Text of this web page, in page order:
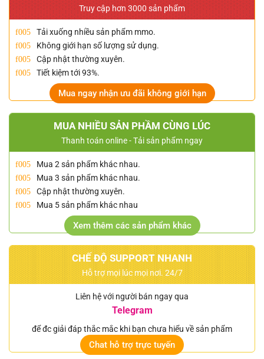
Truy cập hơn 3000 sản phẩm
Tải xuống nhiều sản phẩm mmo.
Không giới hạn số lượng sử dụng.
Cập nhật thường xuyên.
Tiết kiệm tới 93%.
Mua ngay nhận ưu đãi không giới hạn
MUA NHIỀU SẢN PHẦM CÙNG LÚC
Thanh toán online - Tải sản phẩm ngay
Mua 2 sản phẩm khác nhau.
Mua 3 sản phẩm khác nhau.
Cập nhật thường xuyên.
Mua 5 sản phẩm khác nhau
Xem thêm các sản phẩm khác
CHẾ ĐỘ SUPPORT NHANH
Hỗ trợ mọi lúc mọi nơi. 24/7
Liên hệ với người bán ngay qua
Telegram
để đc giải đáp thắc mắc khi bạn chưa hiểu về sản phẩm
Chat hỗ trợ trực tuyến